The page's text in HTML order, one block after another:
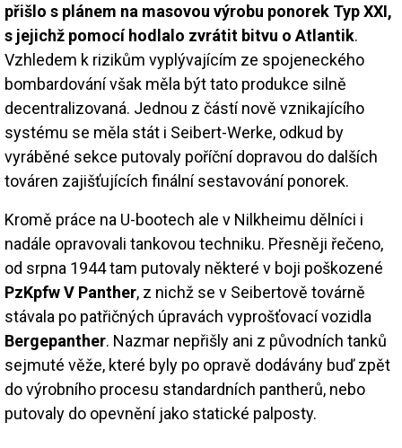
přišlo s plánem na masovou výrobu ponorek Typ XXI,
s jejichž pomocí hodlalo zvrátit bitvu o Atlantik.
Vzhledem k rizikům vyplývajícím ze spojeneckého
bombardování však měla být tato produkce silně
decentralizovaná. Jednou z částí nově vznikajícího
systému se měla stát i Seibert-Werke, odkud by
vyráběné sekce putovaly poříční dopravou do dalších
továren zajišťujících finální sestavování ponorek.
Kromě práce na U-bootech ale v Nilkheimu dělníci i
nadále opravovali tankovou techniku. Přesněji řečeno,
od srpna 1944 tam putovaly některé v boji poškozené
PzKpfw V Panther, z nichž se v Seibertově továrně
stávala po patřičných úpravách vyprošťovací vozidla
Bergepanther. Nazmar nepřišly ani z původních tanků
sejmuté věže, které byly po opravě dodávány buď zpět
do výrobního procesu standardních pantherů, nebo
putovaly do opevnění jako statické palposty.